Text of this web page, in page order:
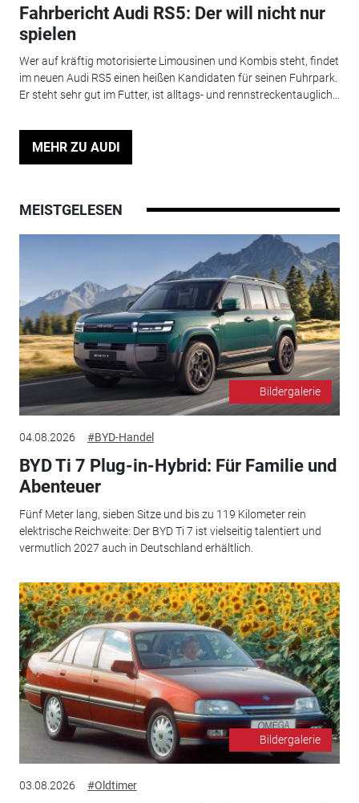
Fahrbericht Audi RS5: Der will nicht nur
spielen
Wer auf kräftig motorisierte Limousinen und Kombis steht, findet
im neuen Audi RS5 einen heißen Kandidaten für seinen Fuhrpark.
Er steht sehr gut im Futter, ist alltags- und rennstreckentauglich...
MEHR ZU AUDI
MEISTGELESEN
Bildergalerie
04.08.2026 #BYD-Handel
BYD Ti 7 Plug-in-Hybrid: Für Familie und
Abenteuer
Fünf Meter lang, sieben Sitze und bis zu 119 Kilometer rein
elektrische Reichweite: Der BYD Ti 7 ist vielseitig talentiert und
vermutlich 2027 auch in Deutschland erhältlich.
Bildergalerie
03.08.2026 #Oldtimer